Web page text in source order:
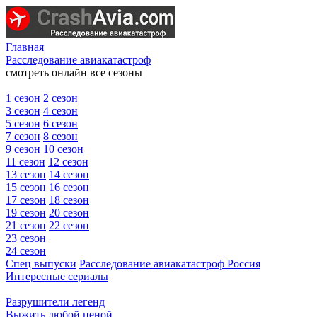
Главная
Расследование авиакатастроф
смотреть онлайн все сезоны
1 сезон 2 сезон
3 сезон 4 сезон
5 сезон 6 сезон
7 сезон 8 сезон
9 сезон 10 сезон
11 сезон 12 сезон
13 сезон 14 сезон
15 сезон 16 сезон
17 сезон 18 сезон
19 сезон 20 сезон
21 сезон 22 сезон
23 сезон
24 сезон
Спец выпуски Расследование авиакатастроф Россия
Интересные сериалы
Разрушители легенд
Выжить любой ценой